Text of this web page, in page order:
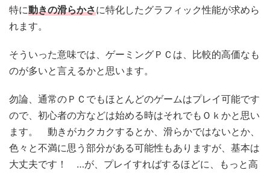
特に動きの滑らかさに特化したグラフィック性能が求めら
れます。
そういった意味では、ゲーミングＰＣは、比較的高価なも
のが多いと言えるかと思います。
勿論、通常のＰＣでもほとんどのゲームはプレイ可能です
ので、初心者の方などは始める時はそれでもＯｋかと思い
ます。 動きがカクカクするとか、滑らかではないとか、
色々と不満に思う部分がある可能性もありますが、基本は
大丈夫です！ …が、プレイすればするほどに、もっと高